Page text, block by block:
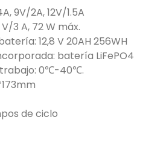
9V/2A, 12V/1.5A
3 A, 72 W máx.
12,8 V 20AH 256WH
batería LiFePO4
0℃-40℃.
de ciclo